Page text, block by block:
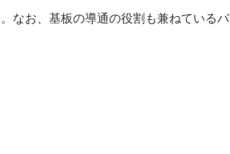
なお、基板の導通の役割も兼ねているパ